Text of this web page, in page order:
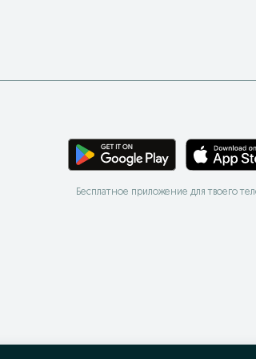
Бесплатное приложение для твоего